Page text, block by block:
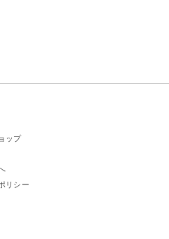
ップ
リシー